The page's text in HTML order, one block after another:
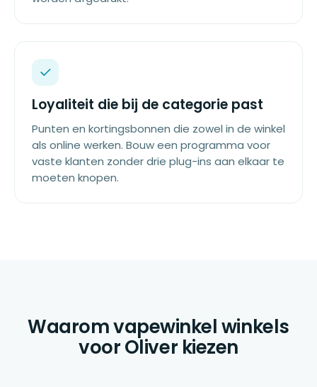
Loyaliteit die bij de categorie past
Punten en kortingsbonnen die zowel in de winkel
als online werken. Bouw een programma voor
vaste klanten zonder drie plug-ins aan elkaar te
moeten knopen.
Waarom vapewinkel winkels
voor Oliver kiezen